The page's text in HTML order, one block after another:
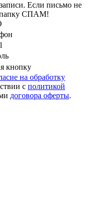
Если письмо не
папку СПАМ!
кнопку
на обработку
с политикой
договора оферты.